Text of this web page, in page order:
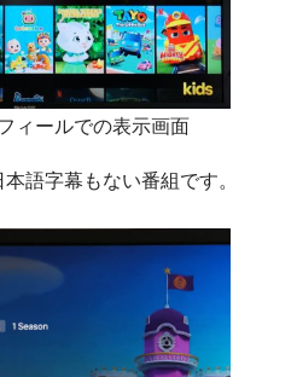
ィールでの表示画面
語字幕もない番組です。